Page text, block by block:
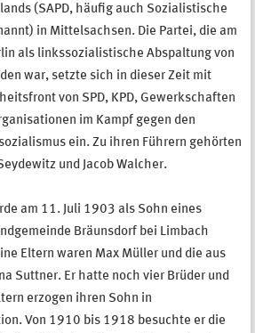
(SAPD, häufig auch Sozialistische
in Mittelsachsen. Die Partei, die am
als linkssozialistische Abspaltung von
war, setzte sich in dieser Zeit mit
von SPD, KPD, Gewerkschaften
im Kampf gegen den
ein. Zu ihren Führern gehörten
und Jacob Walcher.
am 11. Juli 1903 als Sohn eines
Bräunsdorf bei Limbach
Eltern waren Max Müller und die aus
Suttner. Er hatte noch vier Brüder und
erzogen ihren Sohn in
Von 1910 bis 1918 besuchte er die